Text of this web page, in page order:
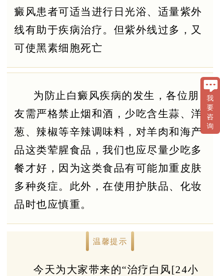
癜风患者可适当进行日光浴、适量紫外
线有助于疾病治疗。但紫外线过多，又
可使黑素细胞死亡
为防止白癜风疾病的发生，各位朋
友需严格禁止烟和酒，少吃含生蒜、洋
葱、辣椒等辛辣调味料，对羊肉和海产
品这类荤腥食品，我们也应尽量少吃多
餐才好，因为这类食品有可能加重皮肤
多种炎症。此外，在使用护肤品、化妆
品时也应慎重。
温馨提示
今天为大家带来的“治疗白风[24小
我
要
咨
询